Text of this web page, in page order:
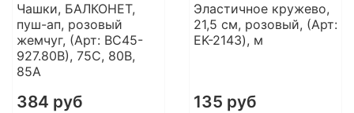
Чашки, БАЛКОНЕТ,
пуш-ап, розовый
жемчуг, (Арт: ВС45-
927.80В), 75С, 80В,
85А
384 руб
Эластичное кружево,
21,5 см, розовый, (Арт:
EK-2143), м
135 руб